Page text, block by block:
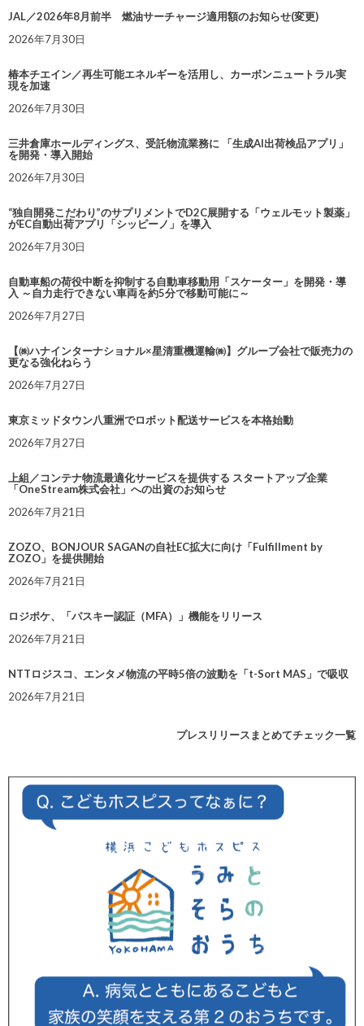
JAL／2026年8月前半 燃油サーチャージ適用額のお知らせ(変更)
2026年7月30日
椿本チエイン／再生可能エネルギーを活用し、カーボンニュートラル実
現を加速
2026年7月30日
三井倉庫ホールディングス、受託物流業務に 「生成AI出荷検品アプリ」
を開発・導入開始
2026年7月30日
“独自開発こだわり”のサプリメントでD2C展開する「ウェルモット製薬」
がEC自動出荷アプリ「シッピーノ」を導入
2026年7月30日
自動車船の荷役中断を抑制する自動車移動用「スケーター」を開発・導
入 ～自力走行できない車両を約5分で移動可能に～
2026年7月27日
【㈱ハナインターナショナル×星清重機運輸㈱】グループ会社で販売力の
更なる強化ねらう
2026年7月27日
東京ミッドタウン八重洲でロボット配送サービスを本格始動
2026年7月27日
上組／コンテナ物流最適化サービスを提供する スタートアップ企業
「OneStream株式会社」への出資のお知らせ
2026年7月21日
ZOZO、BONJOUR SAGANの自社EC拡大に向け「Fulfillment by
ZOZO」を提供開始
2026年7月21日
ロジポケ、「パスキー認証（MFA）」機能をリリース
2026年7月21日
NTTロジスコ、エンタメ物流の平時5倍の波動を「t-Sort MAS」で吸収
2026年7月21日
プレスリリースまとめてチェック一覧